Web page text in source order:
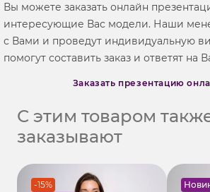
Вы можете заказать онлайн
интересующие Вас модели. Наши
с Вами и проведут индивидуальную
помогут составить заказ и ответят на
Заказать презентацию
С этим товаром
заказывают
-15%